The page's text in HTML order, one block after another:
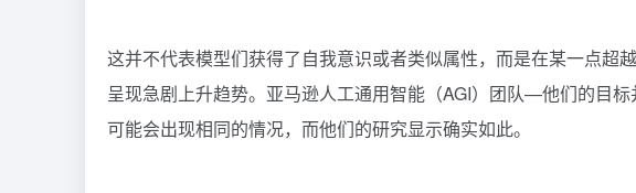
这并不代表模型们获得了自我意识或者类似属性，而是在某一点超
呈现急剧上升趋势。亚马逊人工通用智能（AGI）团队—他们的目
可能会出现相同的情况，而他们的研究显示确实如此。